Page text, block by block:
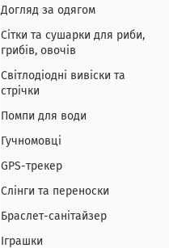
Догляд за одягом
Сітки та сушарки для риби,
грибів, овочів
Світлодіодні вивіски та
стрічки
Помпи для води
Гучномовці
GPS-трекер
Слінги та переноски
Браслет-санітайзер
Іграшки